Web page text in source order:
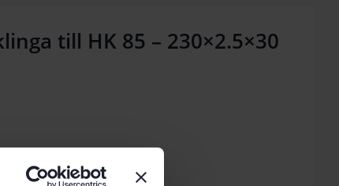
till HK 85 – 230×2.5×30